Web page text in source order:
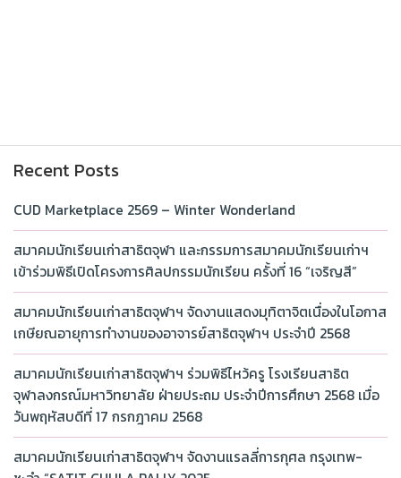
Recent Posts
CUD Marketplace 2569 – Winter Wonderland
สมาคมนักเรียนเก่าสาธิตจุฬา และกรรมการสมาคมนักเรียนเก่าฯ
เข้าร่วมพิธีเปิดโครงการศิลปกรรมนักเรียน ครั้งที่ 16 “เจริญสี”
สมาคมนักเรียนเก่าสาธิตจุฬาฯ จัดงานแสดงมุทิตาจิตเนื่องในโอกาส
เกษียณอายุการทำงานของอาจารย์สาธิตจุฬาฯ ประจำปี 2568
สมาคมนักเรียนเก่าสาธิตจุฬาฯ ร่วมพิธีไหว้ครู โรงเรียนสาธิต
จุฬาลงกรณ์มหาวิทยาลัย ฝ่ายประถม ประจำปีการศึกษา 2568 เมื่อ
วันพฤหัสบดีที่ 17 กรกฎาคม 2568
สมาคมนักเรียนเก่าสาธิตจุฬาฯ จัดงานแรลลี่การกุศล กรุงเทพ-